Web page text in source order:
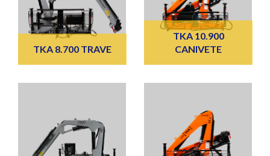
TKA 8.700 TRAVE
TKA 10.900
CANIVETE